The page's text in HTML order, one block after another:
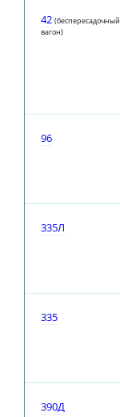
42 (беспересадочный
вагон)
96
335Л
335
390Д